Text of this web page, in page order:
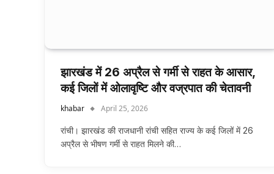
झारखंड में 26 अप्रैल से गर्मी से राहत के आसार,
कई जिलों में ओलावृष्टि और वज्रपात की चेतावनी
khabar April 25, 2026
रांची। झारखंड की राजधानी रांची सहित राज्य के कई जिलों में 26
अप्रैल से भीषण गर्मी से राहत मिलने की…